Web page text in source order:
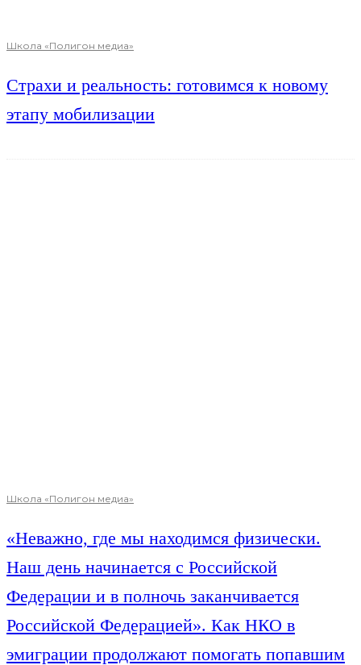
Школа «Полигон медиа»
Страхи и реальность: готовимся к новому
этапу мобилизации
Школа «Полигон медиа»
«Неважно, где мы находимся физически.
Наш день начинается с Российской
Федерации и в полночь заканчивается
Российской Федерацией». Как НКО в
эмиграции продолжают помогать попавшим